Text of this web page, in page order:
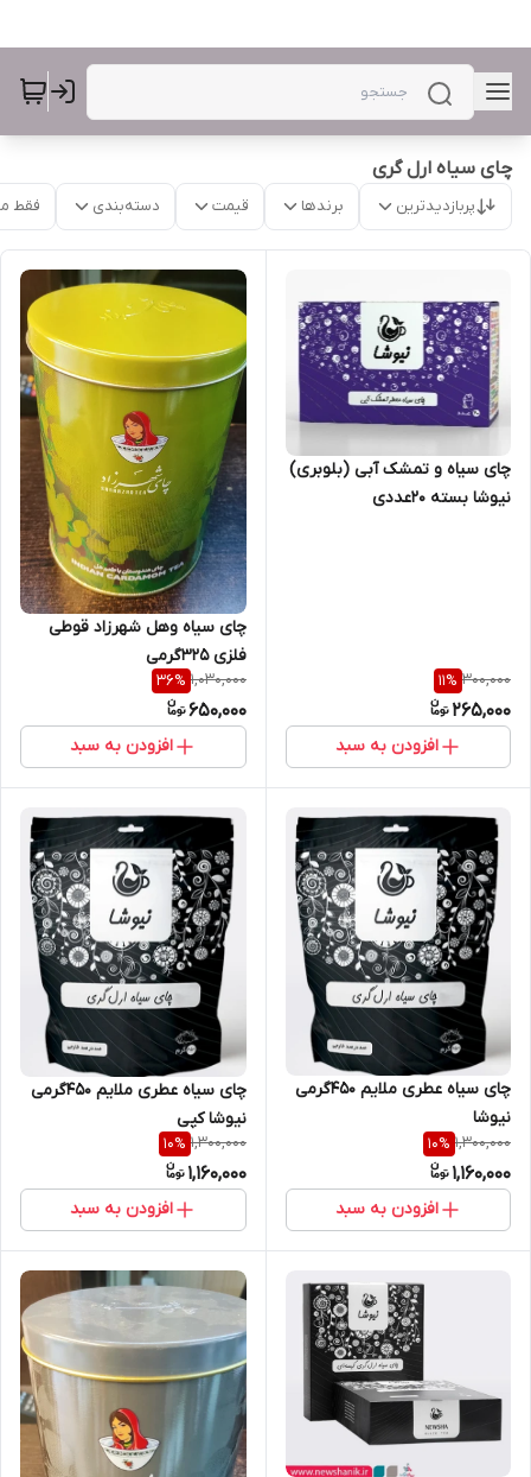
چای سیاه ارل گری
پربازدیدترین برندها قیمت دسته‌بندی فقط
چای سیاه و تمشک آبی (بلوبری)
نیوشا بسته 20عددی
300,000
11%
265,000
افزودن به سبد
چای سیاه وهل شهرزاد قوطی
فلزی 325گرمی
1,030,000
36%
650,000
افزودن به سبد
چای سیاه عطری ملایم 450گرمی
نیوشا
1,300,000
10%
1,160,000
افزودن به سبد
چای سیاه عطری ملایم 450گرمی
نیوشا کپی
1,300,000
10%
1,160,000
افزودن به سبد